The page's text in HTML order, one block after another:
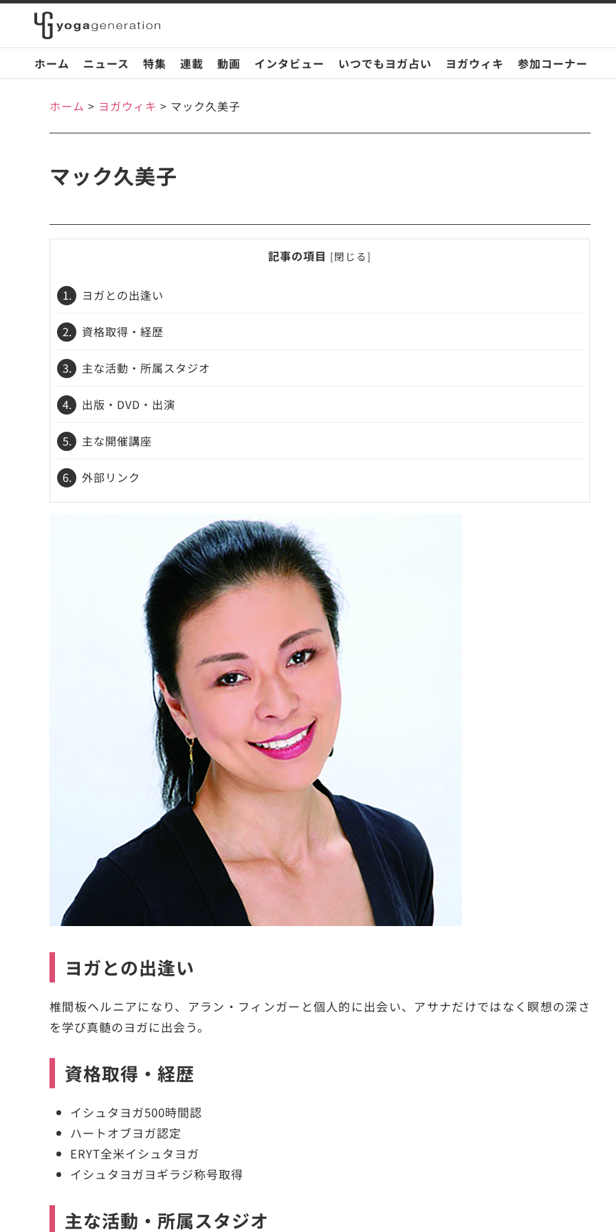
ホーム ニュース 特集 連載 動画 インタビュー いつでもヨガ占い ヨガウィキ 参加コーナー
ホーム > ヨガウィキ > マック久美子
マック久美子
記事の項目 [閉じる]
1. ヨガとの出逢い
2. 資格取得・経歴
3. 主な活動・所属スタジオ
4. 出版・DVD・出演
5. 主な開催講座
6. 外部リンク
ヨガとの出逢い
椎間板ヘルニアになり、アラン・フィンガーと個人的に出会い、アサナだけではなく瞑想の深さ
を学び真髄のヨガに出会う。
資格取得・経歴
イシュタヨガ500時間認
ハートオブヨガ認定
ERYT全米イシュタヨガ
イシュタヨガヨギラジ称号取得
主な活動・所属スタジオ